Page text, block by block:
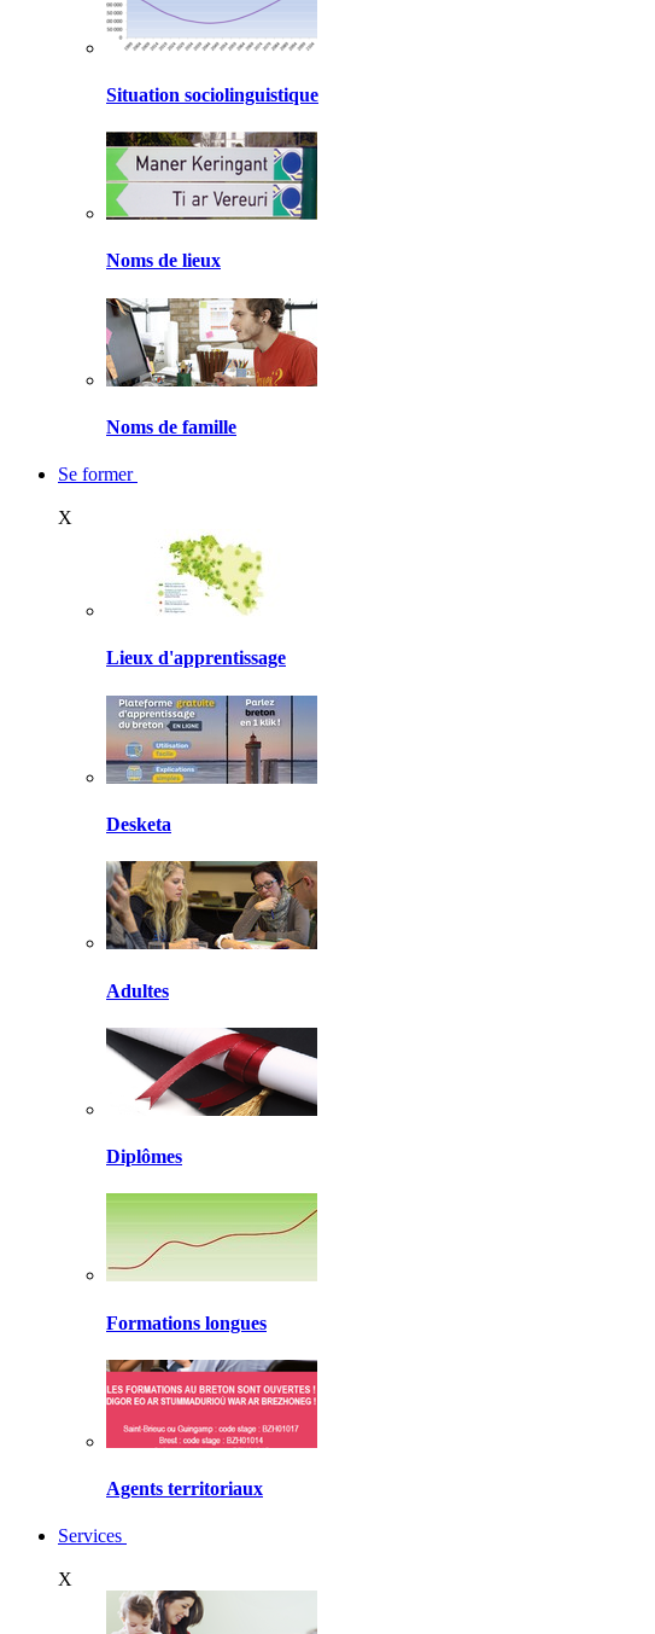
Situation sociolinguistique
Noms de lieux
Noms de famille
Se former
X
Lieux d'apprentissage
Desketa
Adultes
Diplômes
Formations longues
Agents territoriaux
Services
X